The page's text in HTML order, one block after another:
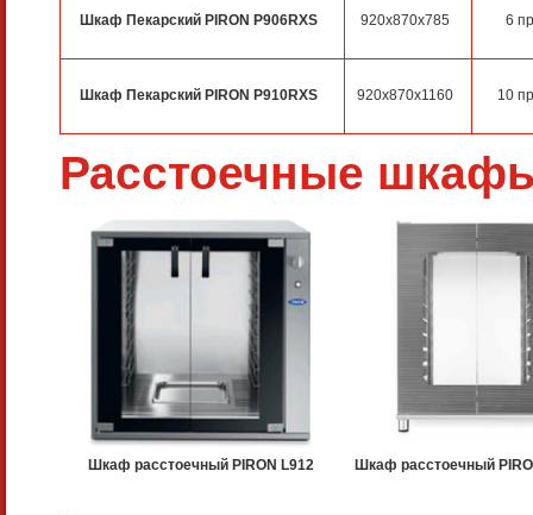
Шкаф Пекарский PIRON P906RXS 920x870x785 6
Шкаф Пекарский PIRON P910RXS 920x870x1160 10
Расстоечные
Шкаф расстоечный PIRON L912 Шкаф расстоечный